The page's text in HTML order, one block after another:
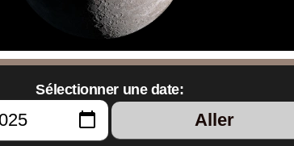
Sélectionner une date:
Aller